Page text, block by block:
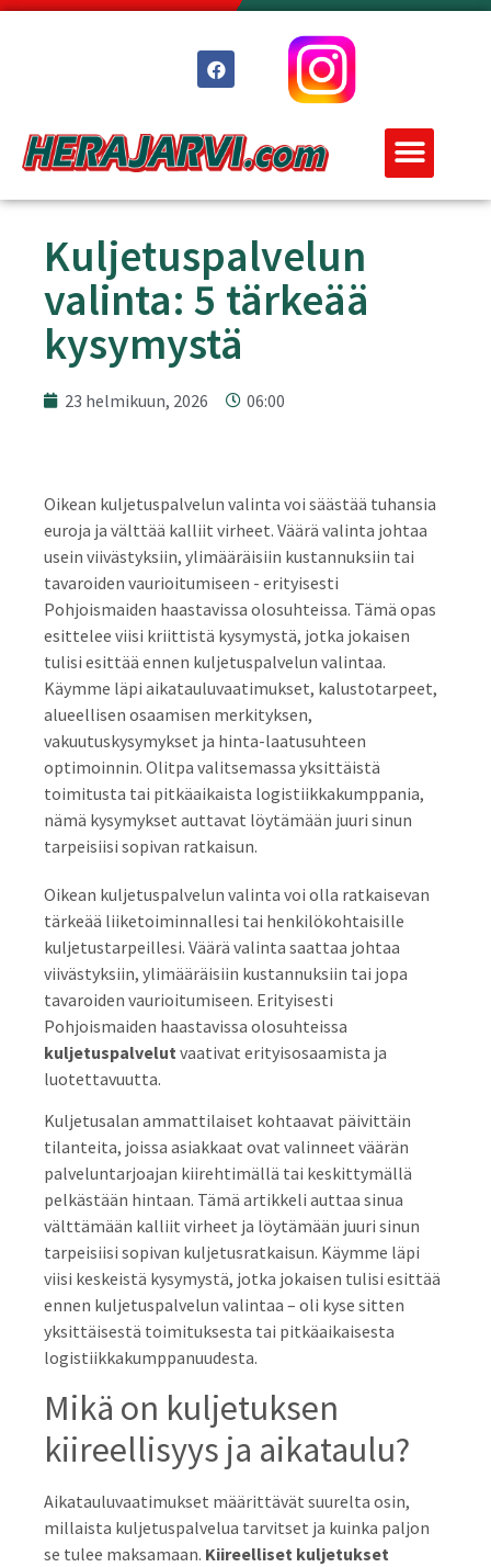
Kuljetuspalvelun
valinta: 5 tärkeää
kysymystä
23 helmikuun, 2026 06:00
Oikean kuljetuspalvelun valinta voi säästää tuhansia
euroja ja välttää kalliit virheet. Väärä valinta johtaa
usein viivästyksiin, ylimääräisiin kustannuksiin tai
tavaroiden vaurioitumiseen - erityisesti
Pohjoismaiden haastavissa olosuhteissa. Tämä opas
esittelee viisi kriittistä kysymystä, jotka jokaisen
tulisi esittää ennen kuljetuspalvelun valintaa.
Käymme läpi aikatauluvaatimukset, kalustotarpeet,
alueellisen osaamisen merkityksen,
vakuutuskysymykset ja hinta-laatusuhteen
optimoinnin. Olitpa valitsemassa yksittäistä
toimitusta tai pitkäaikaista logistiikkakumppania,
nämä kysymykset auttavat löytämään juuri sinun
tarpeisiisi sopivan ratkaisun.
Oikean kuljetuspalvelun valinta voi olla ratkaisevan
tärkeää liiketoiminnallesi tai henkilökohtaisille
kuljetustarpeillesi. Väärä valinta saattaa johtaa
viivästyksiin, ylimääräisiin kustannuksiin tai jopa
tavaroiden vaurioitumiseen. Erityisesti
Pohjoismaiden haastavissa olosuhteissa
kuljetuspalvelut vaativat erityisosaamista ja
luotettavuutta.
Kuljetusalan ammattilaiset kohtaavat päivittäin
tilanteita, joissa asiakkaat ovat valinneet väärän
palveluntarjoajan kiirehtimällä tai keskittymällä
pelkästään hintaan. Tämä artikkeli auttaa sinua
välttämään kalliit virheet ja löytämään juuri sinun
tarpeisiisi sopivan kuljetusratkaisun. Käymme läpi
viisi keskeistä kysymystä, jotka jokaisen tulisi esittää
ennen kuljetuspalvelun valintaa – oli kyse sitten
yksittäisestä toimituksesta tai pitkäaikaisesta
logistiikkakumppanuudesta.
Mikä on kuljetuksen
kiireellisyys ja aikataulu?
Aikatauluvaatimukset määrittävät suurelta osin,
millaista kuljetuspalvelua tarvitset ja kuinka paljon
se tulee maksamaan. Kiireelliset kuljetukset